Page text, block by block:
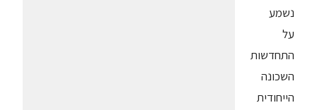
נשמע
על
התחדשות
השכונה
הייחודית